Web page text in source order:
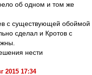
об одном и том же
с существующей обоймой
сделал и Кротов с
нести
2015 17:34